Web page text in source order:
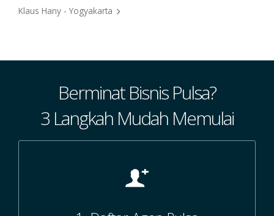
Klaus Hany - Yogyakarta
Berminat Bisnis Pulsa?
3 Langkah Mudah Memulai